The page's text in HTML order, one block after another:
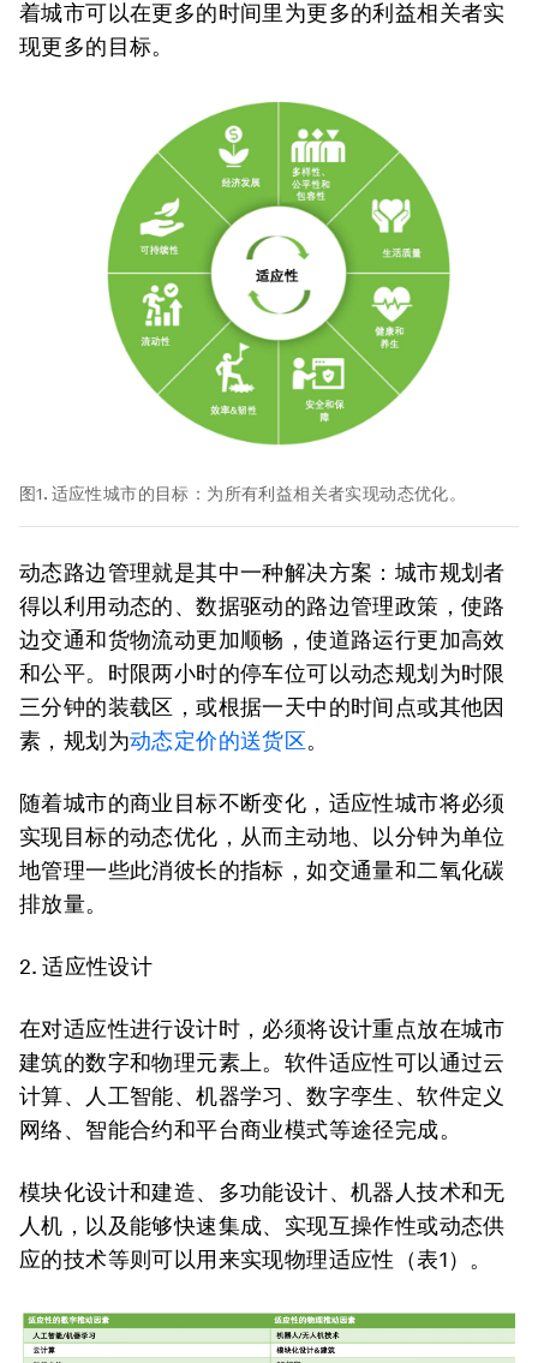
着城市可以在更多的时间里为更多的利益相关者实
现更多的目标。
图1. 适应性城市的目标：为所有利益相关者实现动态优化。
动态路边管理就是其中一种解决方案：城市规划者
得以利用动态的、数据驱动的路边管理政策，使路
边交通和货物流动更加顺畅，使道路运行更加高效
和公平。时限两小时的停车位可以动态规划为时限
三分钟的装载区，或根据一天中的时间点或其他因
素，规划为动态定价的送货区。
随着城市的商业目标不断变化，适应性城市将必须
实现目标的动态优化，从而主动地、以分钟为单位
地管理一些此消彼长的指标，如交通量和二氧化碳
排放量。
2. 适应性设计
在对适应性进行设计时，必须将设计重点放在城市
建筑的数字和物理元素上。软件适应性可以通过云
计算、人工智能、机器学习、数字孪生、软件定义
网络、智能合约和平台商业模式等途径完成。
模块化设计和建造、多功能设计、机器人技术和无
人机，以及能够快速集成、实现互操作性或动态供
应的技术等则可以用来实现物理适应性（表1）。